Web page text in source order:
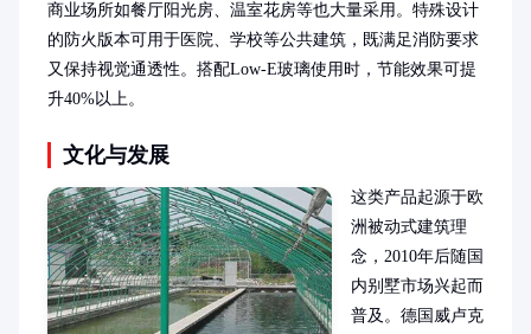
商业场所如餐厅阳光房、温室花房等也大量采用。特殊设计
的防火版本可用于医院、学校等公共建筑，既满足消防要求
又保持视觉通透性。搭配Low-E玻璃使用时，节能效果可提
升40%以上。
文化与发展
这类产品起源于欧
洲被动式建筑理
念，2010年后随国
内别墅市场兴起而
普及。德国威卢克